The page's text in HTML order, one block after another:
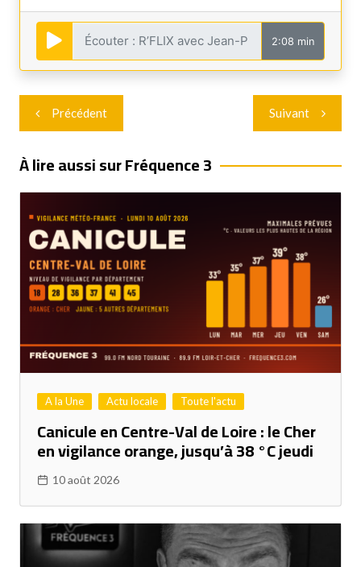
2:08 min
Navigation
de
l’article
Précédent Suivant
À lire aussi sur Fréquence 3
A la Une Actu locale Toute l'actu
Canicule en Centre-Val de Loire : le Cher
en vigilance orange, jusqu’à 38 °C jeudi
10 août 2026